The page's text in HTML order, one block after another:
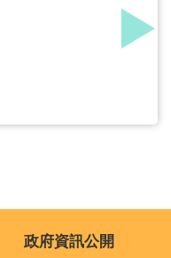
政府資訊公開